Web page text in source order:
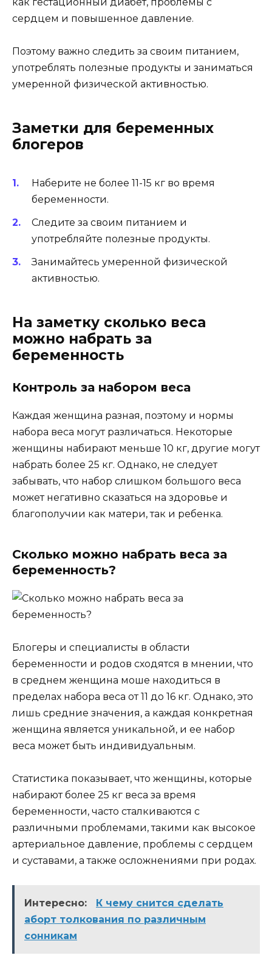
сердцем и повышенное давление.
Поэтому важно следить за своим питанием,
употреблять полезные продукты и заниматься
умеренной физической активностью.
Заметки для беременных
блогеров
Наберите не более 11-15 кг во время
беременности.
Следите за своим питанием и
употребляйте полезные продукты.
Занимайтесь умеренной физической
активностью.
На заметку сколько веса
можно набрать за
беременность
Контроль за набором веса
Каждая женщина разная, поэтому и нормы
набора веса могут различаться. Некоторые
женщины набирают меньше 10 кг, другие могут
набрать более 25 кг. Однако, не следует
забывать, что набор слишком большого веса
может негативно сказаться на здоровье и
благополучии как матери, так и ребенка.
Сколько можно набрать веса за
беременность?
Блогеры и специалисты в области
беременности и родов сходятся в мнении, что
в среднем женщина моше находиться в
пределах набора веса от 11 до 16 кг. Однако, это
лишь средние значения, а каждая конкретная
женщина является уникальной, и ее набор
веса может быть индивидуальным.
Статистика показывает, что женщины, которые
набирают более 25 кг веса за время
беременности, часто сталкиваются с
различными проблемами, такими как высокое
артериальное давление, проблемы с сердцем
и суставами, а также осложнениями при родах.
Интересно:
К чему снится сделать
аборт толкования по различным
сонникам